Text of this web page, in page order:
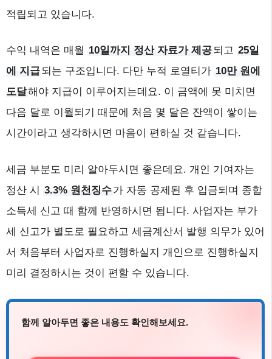
적립되고 있습니다.
수익 내역은 매월 10일까지 정산 자료가 제공되고 25일
에 지급되는 구조입니다. 다만 누적 로열티가 10만 원에
도달해야 지급이 이루어지는데요. 이 금액에 못 미치면
다음 달로 이월되기 때문에 처음 몇 달은 잔액이 쌓이는
시간이라고 생각하시면 마음이 편하실 것 같습니다.
세금 부분도 미리 알아두시면 좋은데요. 개인 기여자는
정산 시 3.3% 원천징수가 자동 공제된 후 입금되며 종합
소득세 신고 때 함께 반영하시면 됩니다. 사업자는 부가
세 신고가 별도로 필요하고 세금계산서 발행 의무가 있어
서 처음부터 사업자로 진행하실지 개인으로 진행하실지
미리 결정하시는 것이 편할 수 있습니다.
함께 알아두면 좋은 내용도 확인해보세요.